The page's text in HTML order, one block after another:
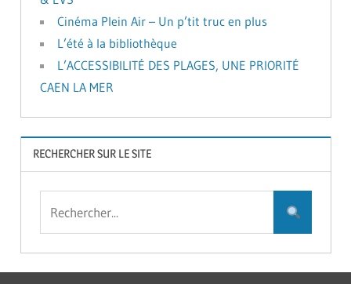
Cinéma Plein Air – Un p’tit truc en plus
L’été à la bibliothèque
L’ACCESSIBILITÉ DES PLAGES, UNE PRIORITÉ
CAEN LA MER
RECHERCHER SUR LE SITE